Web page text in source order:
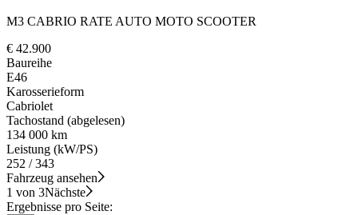
M3 CABRIO RATE AUTO MOTO SCOOTER
€ 42.900
Baureihe
E46
Karosserieform
Cabriolet
Tachostand (abgelesen)
134 000 km
Leistung (kW/PS)
252 / 343
Fahrzeug ansehen
1 von 3Nächste
Ergebnisse pro Seite: